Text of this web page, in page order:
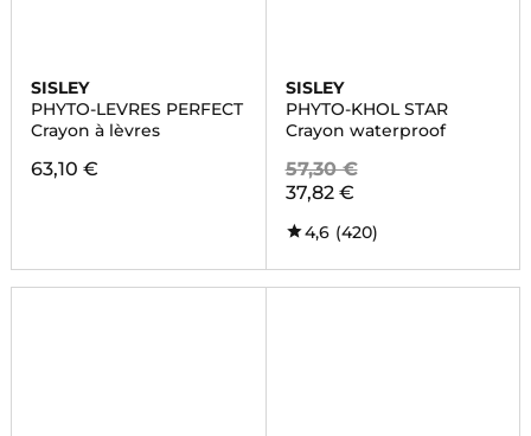
SISLEY
PHYTO-LEVRES PERFECT
Crayon à lèvres
63,10 €
SISLEY
PHYTO-KHOL STAR
Crayon waterproof
57,30 €
37,82 €
4,6 (420)